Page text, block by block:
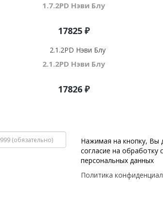
1.7.2PD Нэви Блу
17825 ₽
2.1.2PD Нэви Блу
17826 ₽
Нажимая на кнопку, Вы
согласие на обработку
персональных данных
Политика